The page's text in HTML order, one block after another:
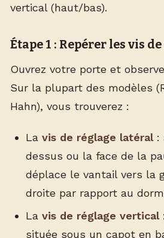
vertical (haut/bas).
Étape 1 : Repérer les vis
Ouvrez votre porte et
Sur la plupart des modèles
Hahn), vous trouverez :
La vis de réglage latéral:
dessus ou la face de la
déplace le vantail vers la
droite par rapport au
La vis de réglage vertical
située sous un capot en